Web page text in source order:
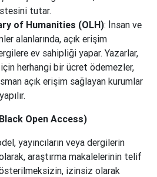
tutar.
of Humanities (OLH): İnsan ve
alanlarında, açık erişim
ev sahipliği yapar. Yazarlar,
herhangi bir ücret ödemezler,
açık erişim sağlayan kurumlar
Open Access)
yayıncıların veya dergilerin
olarak, araştırma makalelerinin telif
izinsiz olarak